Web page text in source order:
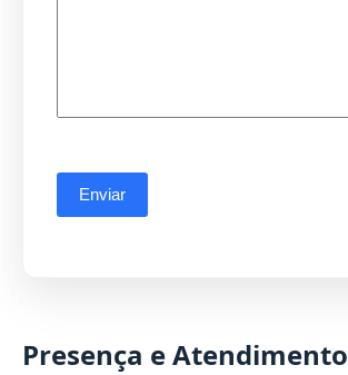
Presença e Atendimento